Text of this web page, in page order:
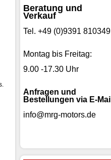
Beratung und
Verkauf
Tel. +49 (0)9391 810349
Montag bis Freitag:
9.00 -17.30 Uhr
Anfragen und
Bestellungen via E-Mail
info@mrg-motors.de